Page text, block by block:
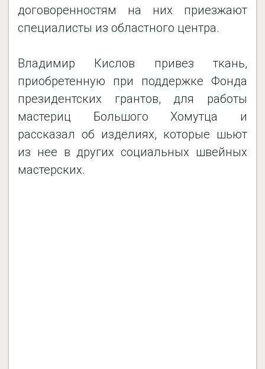
договоренностям на них приезжают
специалисты из областного центра.
Владимир Кислов привез ткань,
приобретенную при поддержке Фонда
президентских грантов, для работы
мастериц Большого Хомутца и
рассказал об изделиях, которые шьют
из нее в других социальных швейных
мастерских.